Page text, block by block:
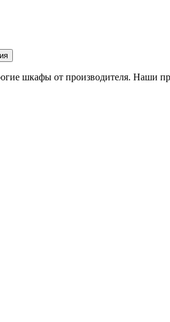
шкафы от производителя. Наши